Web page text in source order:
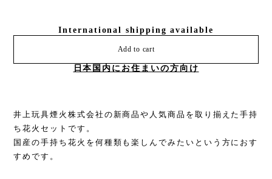
International shipping available
Add to cart
日本国内にお住まいの方向け
井上玩具煙火株式会社の新商品や人気商品を取り揃えた手持
ち花火セットです。
国産の手持ち花火を何種類も楽しんでみたいという方におす
すめです。